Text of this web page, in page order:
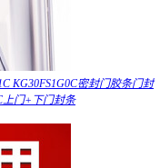
KG30FS1G0C密封门胶条门封
上门+下门封条